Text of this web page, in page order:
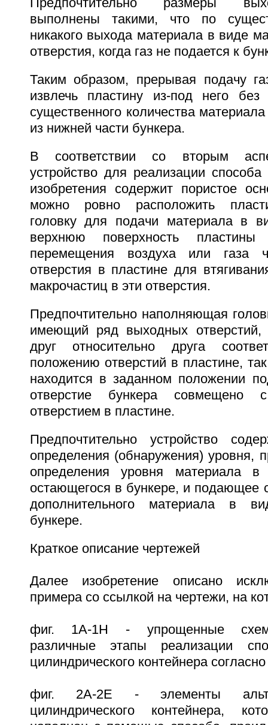
Предпочтительно размеры
выполнены такими, что по
никакого выхода материала в виде
отверстия, когда газ не подается к
Таким образом, прерывая подачу
извлечь пластину из-под него без
существенного количества
из нижней части бункера.
В соответствии со вторым
устройство для реализации
изобретения содержит пористое
можно ровно расположить
головку для подачи материала в
верхнюю поверхность
перемещения воздуха или газа
отверстия в пластине для
макрочастиц в эти отверстия.
Предпочтительно наполняющая
имеющий ряд выходных отверстий,
друг относительно друга
положению отверстий в пластине,
находится в заданном положении
отверстие бункера совмещено
отверстием в пластине.
Предпочтительно устройство
определения (обнаружения) уровня,
определения уровня материала в
остающегося в бункере, и подающее
дополнительного материала в
бункере.
Краткое описание чертежей
Далее изобретение описано
примера со ссылкой на чертежи, на
фиг. 1A-1H - упрощенные
различные этапы реализации
цилиндрического контейнера
фиг. 2A-2E - элементы
цилиндрического контейнера,